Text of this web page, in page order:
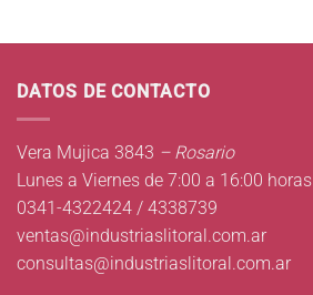
DATOS DE CONTACTO
Vera Mujica 3843 – Rosario
Lunes a Viernes de 7:00 a 16:00 horas
0341-4322424 / 4338739
ventas@industriaslitoral.com.ar
consultas@industriaslitoral.com.ar